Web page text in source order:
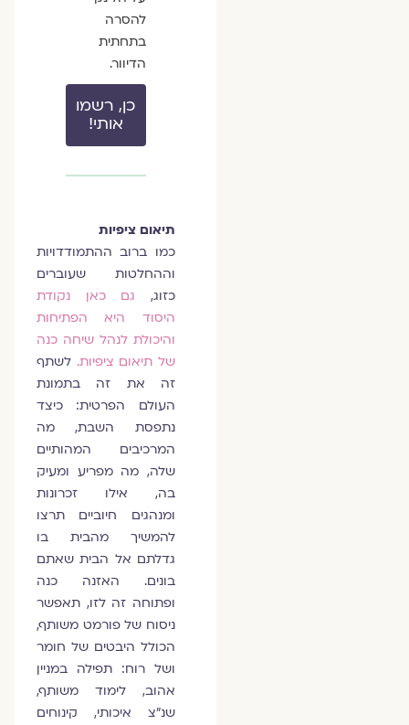
להסרה
בתחתית
הדיוור.
כן, רשמו
אותי!
תיאום ציפיות
כמו ברוב ההתמודדויות
וההחלטות שעוברים
כזוג,
גם כאן נקודת
היסוד היא הפתיחות
והיכולת לנהל שיחה כנה
של תיאום ציפיות.לשתף
זה את זה בתמונת
העולם הפרטית: כיצד
נתפסת השבת, מה
המרכיבים המהותיים
שלה, מה מפריע ומעיק
בה, אילו זכרונות
ומנהגים חיוביים תרצו
להמשיך מהבית בו
גדלתם אל הבית שאתם
בונים. האזנה כנה
ופתוחה זה לזו, תאפשר
ניסוח של פורמט משותף,
הכולל היבטים של חומר
ושל רוח: תפילה במניין
אהוב, לימוד משותף,
שנ"צ איכותי, קינוחים